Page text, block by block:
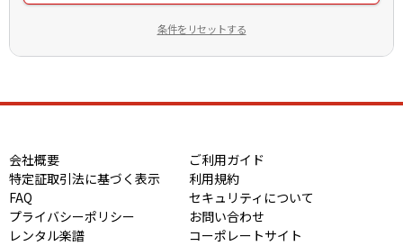
条件をリセットする
会社概要
ご利用ガイド
特定証取引法に基づく表示
利用規約
FAQ
セキュリティについて
プライバシーポリシー
お問い合わせ
レンタル楽譜
コーポレートサイト